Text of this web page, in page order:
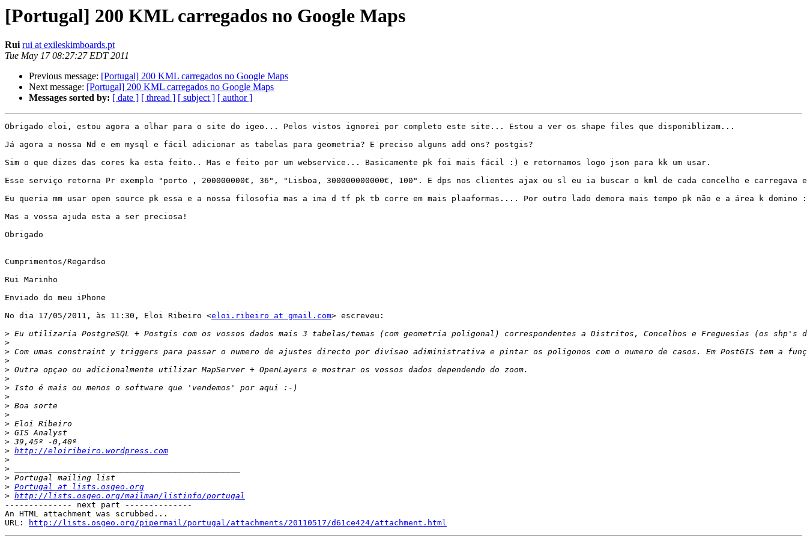
[Portugal] 200 KML carregados no Google Maps
Rui rui at exileskimboards.pt
Tue May 17 08:27:27 EDT 2011
Previous message: [Portugal] 200 KML carregados no Google Maps
Next message: [Portugal] 200 KML carregados no Google Maps
Messages sorted by: [ date ] [ thread ] [ subject ] [ author ]
Obrigado eloi, estou agora a olhar para o site do igeo... Pelos vistos ignorei por completo este site... Estou a ver os shape files que disponiblizam...
Já agora a nossa Nd e em mysql e fácil adicionar as tabelas para geometria? E preciso alguns add ons? postgis?
Sim o que dizes das cores ka esta feito.. Mas e feito por um webservice... Basicamente pk foi mais fácil :) e retornamos logo json para kk um usar.
Esse serviço retorna Pr exemplo "porto , 200000000€, 36", "Lisboa, 300000000000€, 100". E dps nos clientes ajax ou sl eu ia buscar o kml de cada concelho e carregava
Eu queria mm usar open source pk essa e a nossa filosofia mas a ima d tf pk tb corre em mais plaaformas.... Por outro lado demora mais tempo pk não e a área k domino
Mas a vossa ajuda esta a ser preciosa!
Obrigado
Cumprimentos/Regardso
Rui Marinho
Enviado do meu iPhone
No dia 17/05/2011, às 11:30, Eloi Ribeiro <eloi.ribeiro at gmail.com> escreveu:
>
>
>
>
>
>
>
>
>
>
>
>
>
> http://eloiribeiro.wordpress.com
>
>
>
> Portugal at lists.osgeo.org
> http://lists.osgeo.org/mailman/listinfo/portugal
-------------- next part --------------
An HTML attachment was scrubbed...
URL:
http://lists.osgeo.org/pipermail/portugal/attachments/20110517/d61ce424/attachment.html